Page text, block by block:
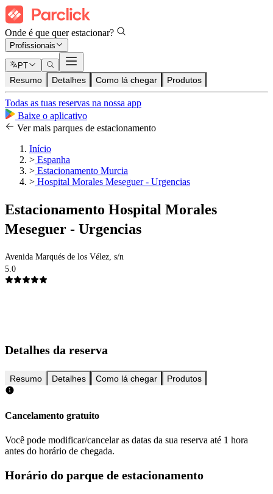
Onde é que quer estacionar?
Profissionais
PT
Resumo Detalhes Como lá chegar Produtos
Todas as tuas reservas na nossa app
Baixe o aplicativo
Ver mais parques de estacionamento
Início
> Espanha
> Estacionamento Murcia
> Hospital Morales Meseguer - Urgencias
Estacionamento Hospital Morales
Meseguer - Urgencias
Avenida Marqués de los Vélez, s/n
5.0
Detalhes da reserva
Resumo Detalhes Como lá chegar Produtos
Cancelamento gratuito
Você pode modificar/cancelar as datas da sua reserva até 1 hora
antes do horário de chegada.
Horário do parque de estacionamento